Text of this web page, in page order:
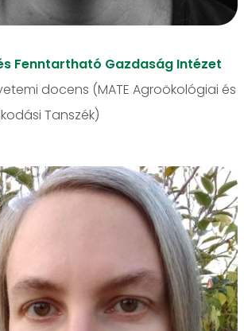
Fenntartható Gazdaság Intézet
docens (MATE Agroökológiai és
Tanszék)